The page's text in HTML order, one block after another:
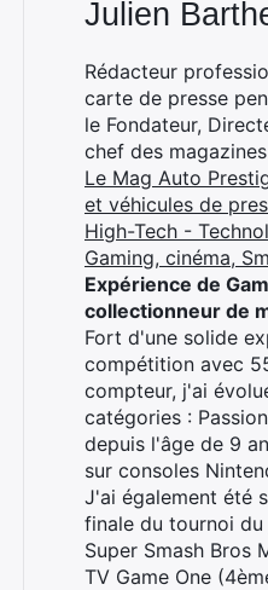
Julien
Rédacteur
carte de presse
le Fondateur,
chef des magazines
Le Mag Auto
et véhicules de
High-Tech -
Gaming, cinéma,
Expérience de
collectionneur de
Fort d'une solide
compétition avec
compteur, j'ai
catégories :
depuis l'âge de 9
sur consoles
J'ai également été
finale du tournoi
Super Smash Bros
TV Game One
Rechercher